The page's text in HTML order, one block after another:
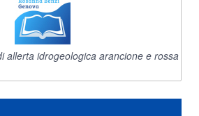
allerta idrogeologica arancione e rossa